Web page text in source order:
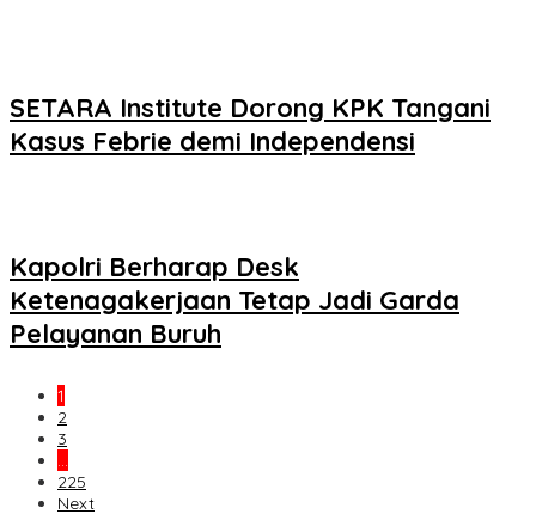
SETARA Institute Dorong KPK Tangani
Kasus Febrie demi Independensi
Kapolri Berharap Desk
Ketenagakerjaan Tetap Jadi Garda
Pelayanan Buruh
1
2
3
…
225
Next